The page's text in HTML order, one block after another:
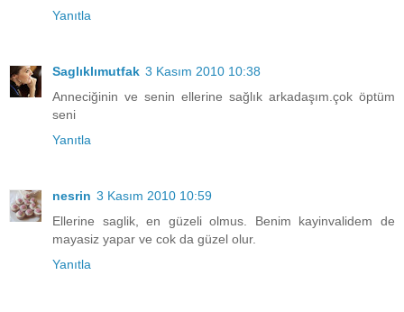
Yanıtla
Saglıklımutfak 3 Kasım 2010 10:38
Anneciğinin ve senin ellerine sağlık arkadaşım.çok öptüm
seni
Yanıtla
nesrin 3 Kasım 2010 10:59
Ellerine saglik, en güzeli olmus. Benim kayinvalidem de
mayasiz yapar ve cok da güzel olur.
Yanıtla